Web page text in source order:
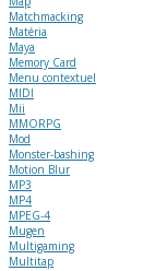
Matchmacking
Matéria
Maya
Memory Card
Menu contextuel
MIDI
Mii
MMORPG
Mod
Monster-bashing
Motion Blur
MP3
MP4
MPEG-4
Mugen
Multigaming
Multitap